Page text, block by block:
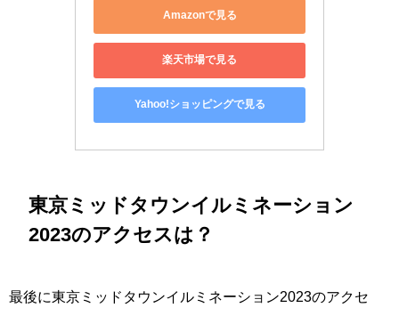
Amazonで見る
楽天市場で見る
Yahoo!ショッピングで見る
東京ミッドタウンイルミネーション
2023のアクセスは？
最後に東京ミッドタウンイルミネーション2023のアクセ